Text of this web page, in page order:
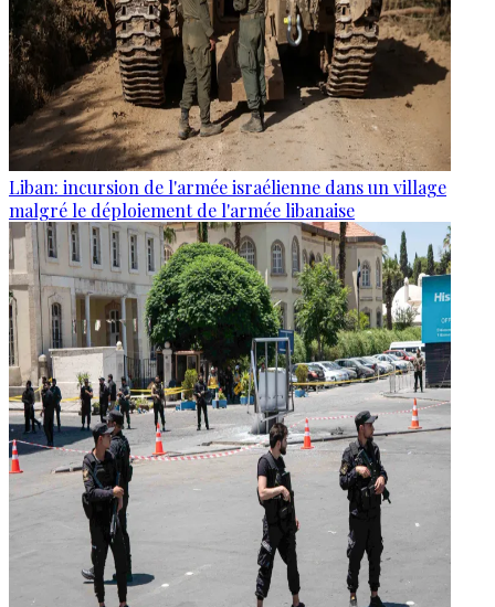
Liban: incursion de l'armée israélienne dans un village
malgré le déploiement de l'armée libanaise